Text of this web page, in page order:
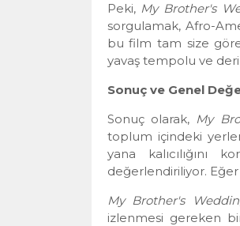
Peki, My Brother's
sorgulamak, Afro-
bu film tam size
yavaş tempolu ve
Sonuç ve Genel
Sonuç olarak, My
toplum içindeki
yana kalıcılığını
değerlendiriliyor.
My Brother's
izlenmesi gereken